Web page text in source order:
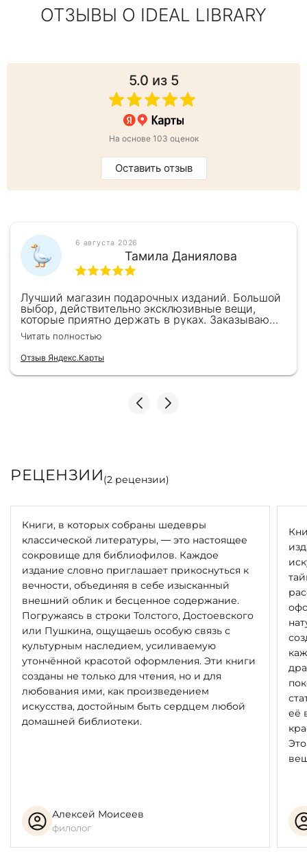
ОТЗЫВЫ О IDEAL LIBRARY
5.0 из 5
На основе 103 оценок
Оставить отзыв
6 августа 2026
Тамила Даниялова
Лучший магазин подарочных изданий. Большой
выбор, действительно эксклюзивные вещи,
которые приятно держать в руках. Заказываю
здесь уже второй раз для бизнес-партнеров,
всегда всё безупречно — от общения с
консультантами до качества самих книг.
Однозначно рекомендую
Читать полностью
Отзыв Яндекс.Карты
РЕЦЕНЗИИ(2 рецензии)
Книги, в которых собраны шедевры
классической литературы, — это настоящее
сокровище для библиофилов. Каждое
издание словно приглашает прикоснуться к
вечности, объединяя в себе изысканный
внешний облик и бесценное содержание.
Погружаясь в строки Толстого, Достоевского
или Пушкина, ощущаешь особую связь с
культурным наследием, усиливаемую
утончённой красотой оформления. Эти книги
созданы не только для чтения, но и для
любования ими, как произведением
искусства, достойным быть сердцем любой
домашней библиотеки.
Алексей Моисеев
филолог
её